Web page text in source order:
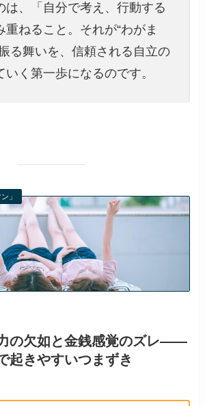
は、「自分で考え、行動する
重ねること。それが“わがま
る舞いを、信頼される自立の
いく第一歩になるのです。
」
甘やかされて育った人の特徴と
は？ 大人になってからの恋愛傾
向とその末路
の欠如と金銭感覚のズレ——
起きやすいつまずき